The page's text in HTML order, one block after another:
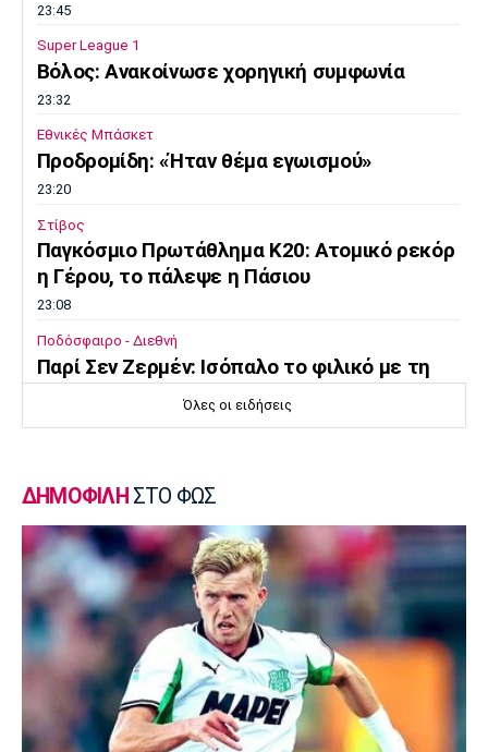
23:45
Super League 1
Βόλος: Ανακοίνωσε χορηγική συμφωνία
23:32
Εθνικές Μπάσκετ
Προδρομίδη: «Ήταν θέμα εγωισμού»
23:20
Στίβος
Παγκόσμιο Πρωτάθλημα Κ20: Ατομικό ρεκόρ
η Γέρου, το πάλεψε η Πάσιου
23:08
Ποδόσφαιρο - Διεθνή
Παρί Σεν Ζερμέν: Ισόπαλο το φιλικό με τη
Μάντσεστερ Γιουνάιτεντ
Σκωτία: «Δύο στα δύο» η Σεντ Μίρεν, πρώτη
νίκη για Νταντί
22:40
Επικαιρότητα
Τραγωδία στην Πάρο: Παιδί 4 ετών πνίγηκε
σε πισίνα
22:25
Super League 1
Άρης - Πανσερραϊκός 2-2: Ισόπαλο το φιλικό
Όλες οι ειδήσεις
ΔΗΜΟΦΙΛΗ ΣΤΟ ΦΩΣ